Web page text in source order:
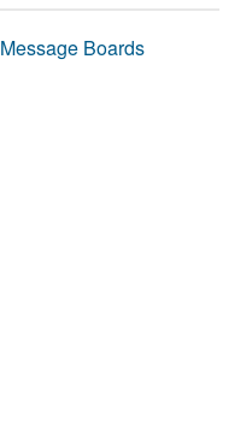
Message Boards